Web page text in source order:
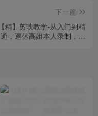
下一篇
【精】剪映教学-从入门到精
通，退休高姐本人录制，界